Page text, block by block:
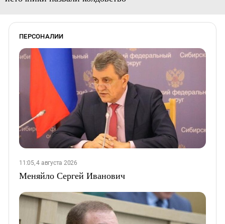
ПЕРСОНАЛИИ
11:05, 4 августа 2026
Меняйло Сергей Иванович